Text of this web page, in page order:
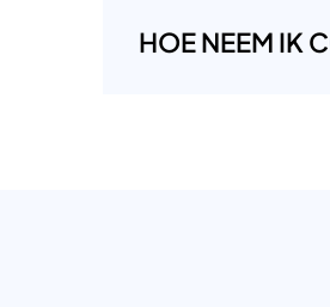
HOE NEEM IK